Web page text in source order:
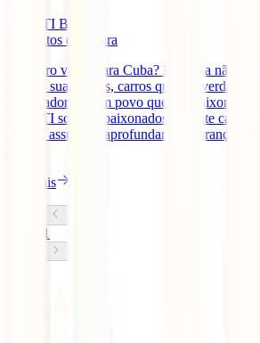
IATI Blog
minutos de leitura
É seguro viajar para Cuba? Esta ilha não
com as suas praias, carros que são
encantadoras e um povo que se apaixona,
Na IATI somos apaixonados por este canto
hoje, o assunto é aprofundar a segurança em
Ler mais
1